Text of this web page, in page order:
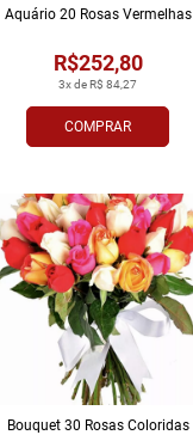
COMPRAR
3x de R$ 84,27
R$252,80
Aquário 20 Rosas Vermelhas
Bouquet 30 Rosas Coloridas